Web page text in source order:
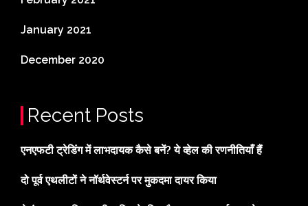
January 2021
December 2020
Recent Posts
एनएफटी ट्रेडिंग में लाभदायक कैसे बनें? ये व्हेल की रणनीतियाँ हैं
दो पूर्व एथलीटों ने नॉर्थवेस्टर्न पर मुकदमा दायर किया